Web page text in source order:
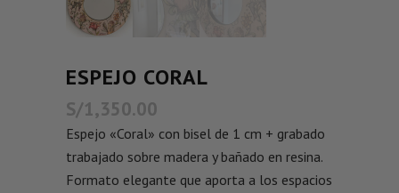
ESPEJO CORAL
S/1,350.00
Espejo «Coral» con bisel de 1 cm + grabado
trabajado sobre madera y bañado en resina.
Formato elegante que aporta a los espacios